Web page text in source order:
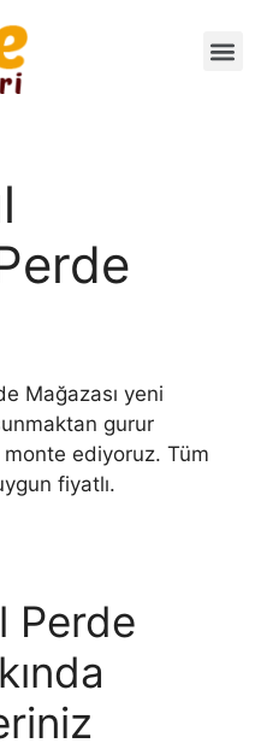
Mağazası yeni
gurur
monte ediyoruz. Tüm
fiyatlı.
Perde